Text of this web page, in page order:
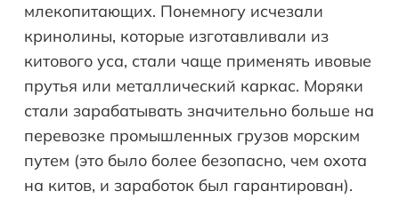
млекопитающих. Понемногу исчезали
кринолины, которые изготавливали из
китового уса, стали чаще применять ивовые
прутья или металлический каркас. Моряки
стали зарабатывать значительно больше на
перевозке промышленных грузов морским
путем (это было более безопасно, чем охота
на китов, и заработок был гарантирован).